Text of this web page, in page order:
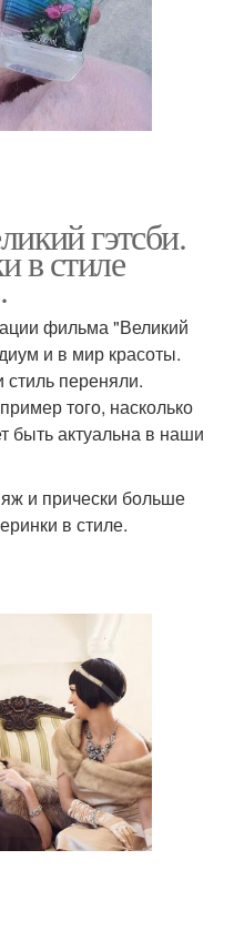
гэтсби.
в стиле
фильма "Великий
и в мир красоты.
переняли.
того, насколько
быть актуальна в наши
и прически больше
в стиле.